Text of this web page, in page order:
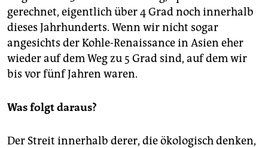
gerechnet, eigentlich über 4 Grad noch innerhalb
dieses Jahrhunderts. Wenn wir nicht sogar
angesichts der Kohle-Renaissance in Asien eher
wieder auf dem Weg zu 5 Grad sind, auf dem wir
bis vor fünf Jahren waren.
Was folgt daraus?
Der Streit innerhalb derer, die ökologisch denken,